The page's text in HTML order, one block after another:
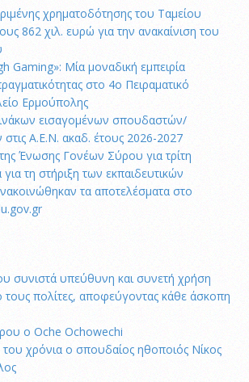
χρηματοδότησης του Ταμείου
862 χιλ. ευρώ για την ανακαίνιση του
Gaming»: Μία μοναδική εμπειρία
στο 4ο Πειραματικό
Ερμούπολης
εισαγομένων σπουδαστών/
Α.Ε.Ν. ακαδ. έτους 2026-2027
Ένωσης Γονέων Σύρου για τρίτη
τη στήριξη των εκπαιδευτικών
τα αποτελέσματα στο
συνιστά υπεύθυνη και συνετή χρήση
πολίτες, αποφεύγοντας κάθε άσκοπη
ο Oche Ochowechi
χρόνια ο σπουδαίος ηθοποιός Νίκος